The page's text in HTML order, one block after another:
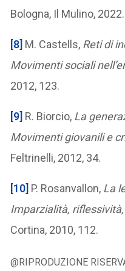
Bologna, Il Mulino, 2022.
[8] M. Castells, Reti di
Movimenti sociali
2012, 123.
[9] R. Biorcio, La
Movimenti giovanili e
Feltrinelli, 2012, 34.
[10] P. Rosanvallon, La
Imparzialità,
Cortina, 2010, 112.
@RIPRODUZIONE